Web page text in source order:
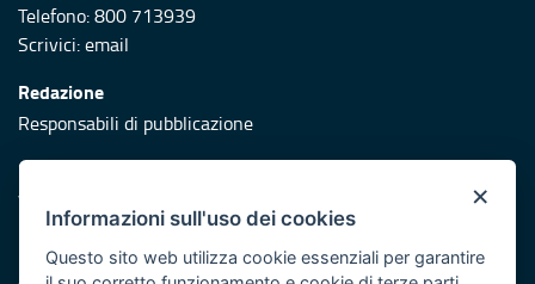
Telefono: 800 713939
Scrivici:email
Redazione
Responsabili di pubblicazione
Protezione civile
Vai al sito di Protezione Civile Puglia
Iniziativa finanziata con risorse del POR Puglia 2014/2020 -
Asse XI
×
Informazioni sull'uso dei cookies
Questo sito web utilizza cookie essenziali per garantire